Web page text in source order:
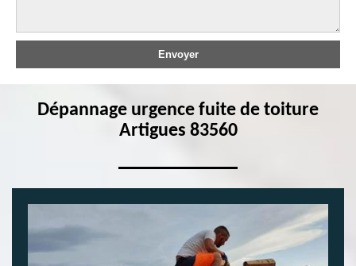
Dépannage urgence fuite de toiture
Artigues 83560